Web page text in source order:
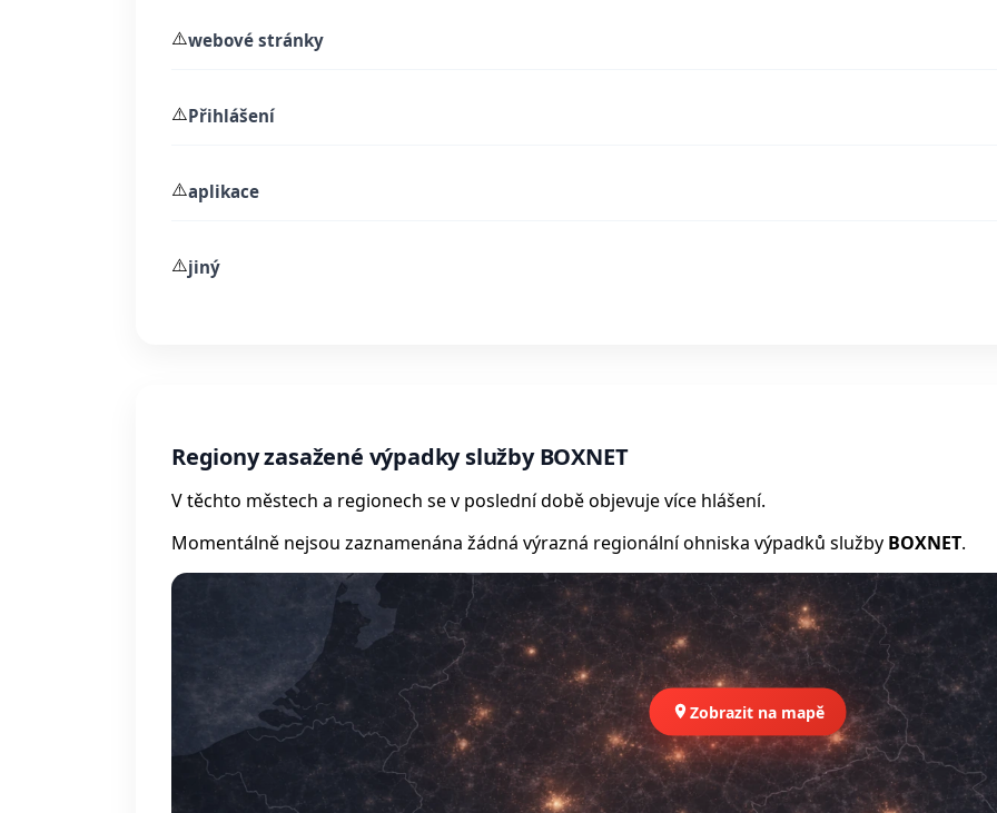
⚠️webové stránky
⚠️Přihlášení
⚠️aplikace
⚠️jiný
Regiony zasažené výpadky služby BOXNET
V těchto městech a regionech se v poslední době objevuje více hlášení.
Momentálně nejsou zaznamenána žádná výrazná regionální ohniska výpadků služby BOXNET.
Zobrazit na mapě